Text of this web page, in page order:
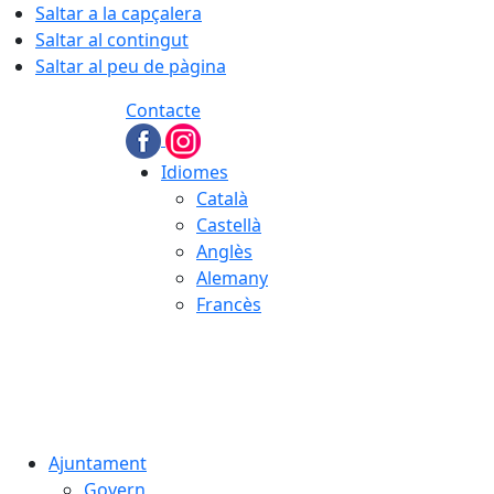
Saltar a la capçalera
Saltar al contingut
Saltar al peu de pàgina
Contacte
Idiomes
Català
Castellà
Anglès
Alemany
Francès
Ajuntament